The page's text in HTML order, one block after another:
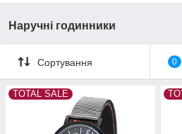
Наручні годинники
Сортування 0
TOTAL SALE